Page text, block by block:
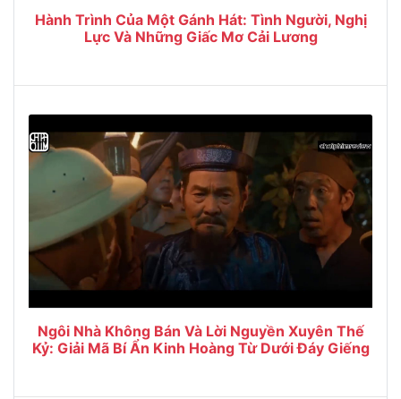
Hành Trình Của Một Gánh Hát: Tình Người, Nghị
Lực Và Những Giấc Mơ Cải Lương
Ngôi Nhà Không Bán Và Lời Nguyền Xuyên Thế
Kỷ: Giải Mã Bí Ẩn Kinh Hoàng Từ Dưới Đáy Giếng